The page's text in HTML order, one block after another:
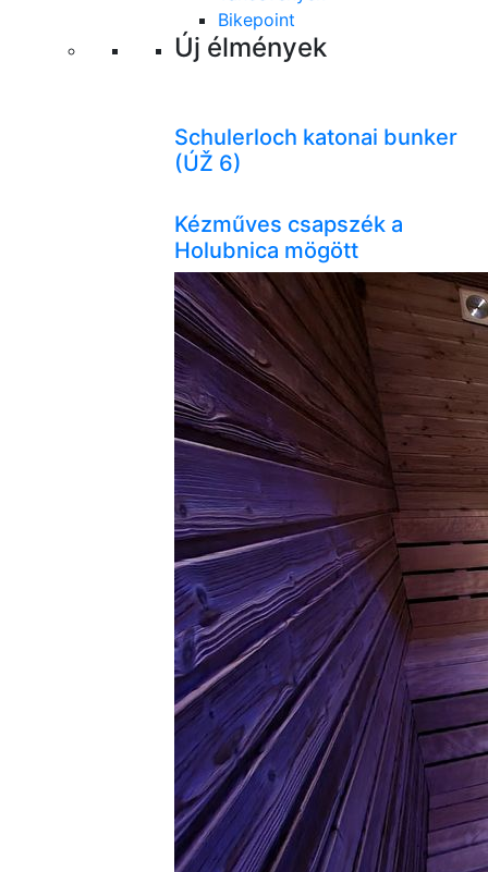
Bikepoint
Új élmények
Schulerloch katonai bunker
(ÚŽ 6)
Kézműves csapszék a
Holubnica mögött